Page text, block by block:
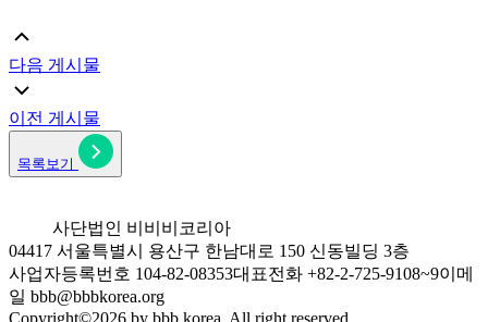
다음 게시물
이전 게시물
목록보기
사단법인 비비비코리아
04417 서울특별시 용산구 한남대로 150 신동빌딩 3층
사업자등록번호 104-82-08353대표전화 +82-2-725-9108~9이메
일 bbb@bbbkorea.org
Copyright©2026 by bbb korea. All right reserved.